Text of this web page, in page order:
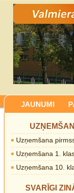
JAUNUMI
Uzņemšana
Uzņemšana 1.
Uzņemšana 10.
SVARĪGI